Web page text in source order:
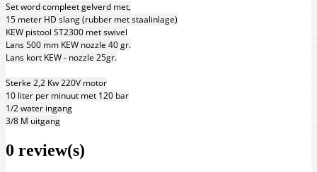
Set word compleet gelverd met,
15 meter HD slang (rubber met staalinlage)
KEW pistool ST2300 met swivel
Lans 500 mm KEW nozzle 40 gr.
Lans kort KEW - nozzle 25gr.
Sterke 2,2 Kw 220V motor
10 liter per minuut met 120 bar
1/2 water ingang
3/8 M uitgang
0 review(s)